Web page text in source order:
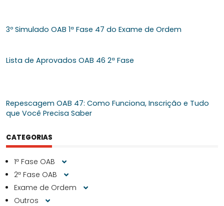
3º Simulado OAB 1ª Fase 47 do Exame de Ordem
Lista de Aprovados OAB 46 2ª Fase
Repescagem OAB 47: Como Funciona, Inscrição e Tudo
que Você Precisa Saber
CATEGORIAS
1ª Fase OAB
2ª Fase OAB
Exame de Ordem
Outros